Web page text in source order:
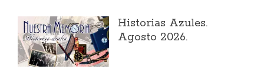
Historias Azules.
Agosto 2026.